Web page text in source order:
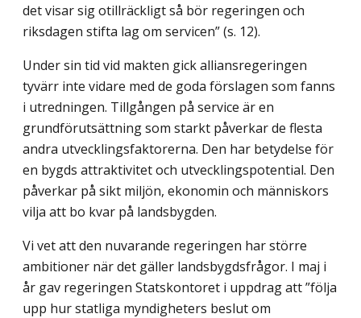
det visar sig otillräckligt så bör regeringen och
riksdagen stifta lag om servicen” (s. 12).
Under sin tid vid makten gick alliansregeringen
tyvärr inte vidare med de goda förslagen som fanns
i utredningen. Tillgången på service är en
grundförutsättning som starkt påverkar de flesta
andra utvecklingsfaktorerna. Den har betydelse för
en bygds attraktivitet och utvecklingspotential. Den
påverkar på sikt miljön, ekonomin och människors
vilja att bo kvar på landsbygden.
Vi vet att den nuvarande regeringen har större
ambitioner när det gäller landsbygdsfrågor. I maj i
år gav regeringen Statskontoret i uppdrag att ”följa
upp hur statliga myndigheters beslut om